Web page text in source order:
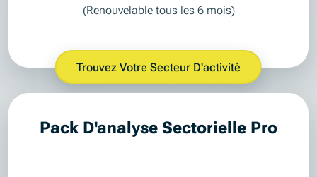
(Renouvelable tous les 6 mois)
Trouvez Votre Secteur D'activité
Pack D'analyse Sectorielle Pro